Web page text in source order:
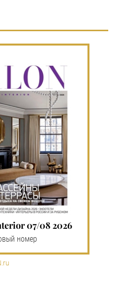
07/08 2026
номер